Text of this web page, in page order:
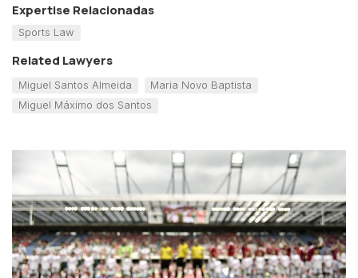
Expertise Relacionadas
Sports Law
Related Lawyers
Miguel Santos Almeida
Maria Novo Baptista
Miguel Máximo dos Santos